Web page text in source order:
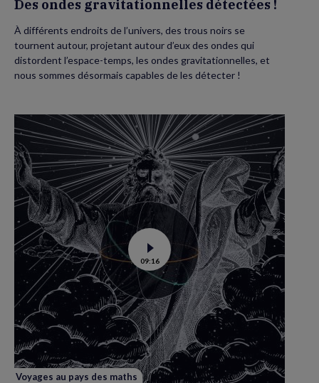
Des ondes gravitationnelles détectées !
À différents endroits de l’univers, des trous noirs se
tournent autour, projetant autour d’eux des ondes qui
distordent l’espace-temps, les ondes gravitationnelles, et
nous sommes désormais capables de les détecter !
Voir
la
vidéo
de
Les
géométries
non-
euclidiennes
ou
comment
recréer
le
monde
09:16
Voyages au pays des maths